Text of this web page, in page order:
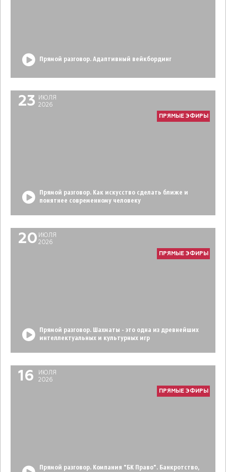
Прямой разговор. Адаптивный вейкбординг
23
ИЮЛЯ
2026
ПРЯМЫЕ ЭФИРЫ
Прямой разговор. Как искусство сделать ближе и
понятнее современному человеку
20 ИЮЛЯ
2026
ПРЯМЫЕ ЭФИРЫ
Прямой разговор. Шахматы - это одна из древнейших
интеллектуальных и культурных игр
16
ИЮЛЯ
2026
ПРЯМЫЕ ЭФИРЫ
Прямой разговор. Компания "БК Право". Банкротство,